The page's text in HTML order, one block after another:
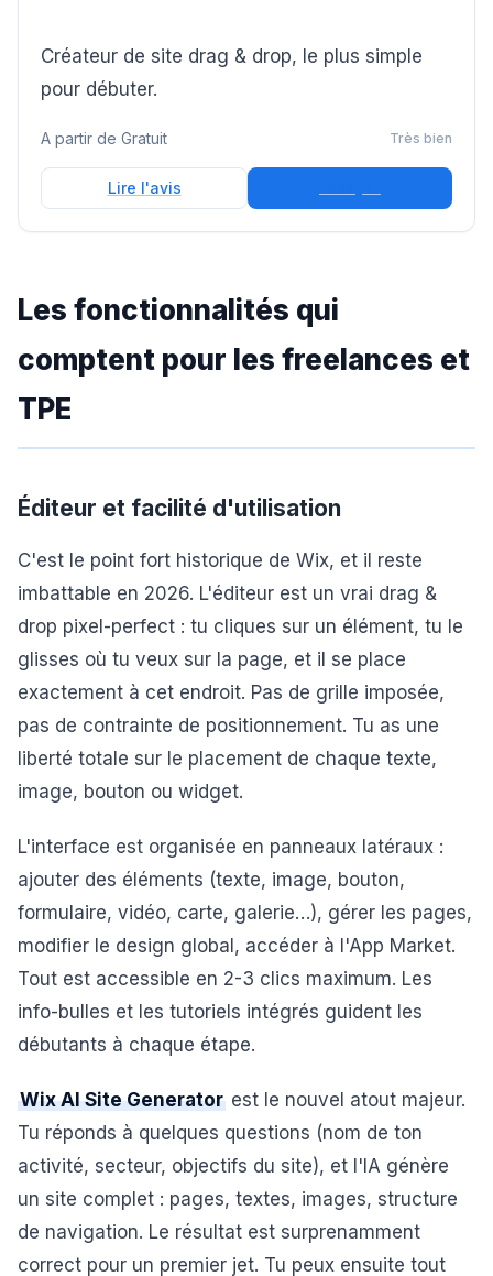
Créateur de site drag & drop, le plus simple
pour débuter.
A partir de Gratuit Très bien
Lire l'avis
Les fonctionnalités qui
comptent pour les freelances et
TPE
Éditeur et facilité d'utilisation
C'est le point fort historique de Wix, et il reste
imbattable en 2026. L'éditeur est un vrai drag &
drop pixel-perfect : tu cliques sur un élément, tu le
glisses où tu veux sur la page, et il se place
exactement à cet endroit. Pas de grille imposée,
pas de contrainte de positionnement. Tu as une
liberté totale sur le placement de chaque texte,
image, bouton ou widget.
L'interface est organisée en panneaux latéraux :
ajouter des éléments (texte, image, bouton,
formulaire, vidéo, carte, galerie…), gérer les pages,
modifier le design global, accéder à l'App Market.
Tout est accessible en 2-3 clics maximum. Les
info-bulles et les tutoriels intégrés guident les
débutants à chaque étape.
Wix AI Site Generator est le nouvel atout majeur.
Tu réponds à quelques questions (nom de ton
activité, secteur, objectifs du site), et l'IA génère
un site complet : pages, textes, images, structure
de navigation. Le résultat est surprenamment
correct pour un premier jet. Tu peux ensuite tout